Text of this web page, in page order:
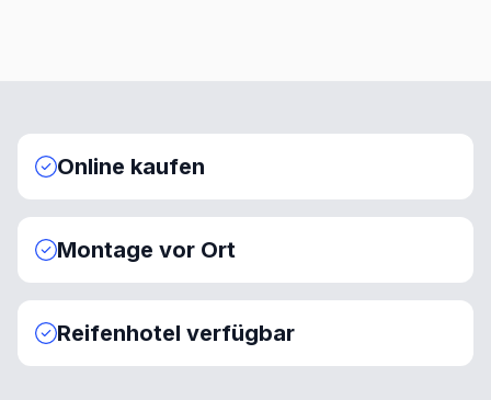
Online kaufen
Montage vor Ort
Reifenhotel verfügbar